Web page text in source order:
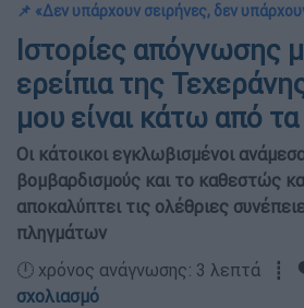
📌 «Δεν υπάρχουν σειρήνες, δεν
Ιστορίες απόγνωσης
ερείπια της
μου είναι κάτω από
Οι κάτοικοι εγκλωβισμένοι
βομβαρδισμούς και το καθεστώς
αποκαλύπτει τις ολέθριες
πληγμάτων
🕛 χρόνος ανάγνωσης: 3 λεπτά ┋
σχολιασμό